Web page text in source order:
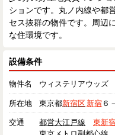
ションです。丸ノ内線や都
セス抜群の物件です。周辺
な住環境です。
設備条件
物件名 ウィステリアウッズ
所在地 東京都新宿区 新宿 ６
交通 都営大江戸線 東新